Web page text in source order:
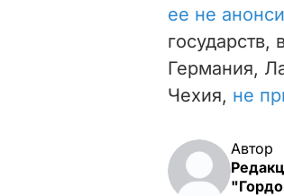
ее не
Германия,
Чехия, не
Автор